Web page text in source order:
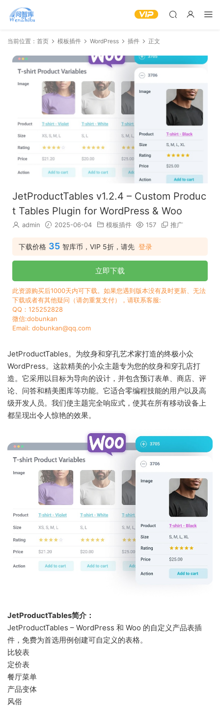
当前位置： 首页 模板插件 WordPress 插件 正文
JetProductTables v1.2.4 – Custom Produc
t Tables Plugin for WordPress & Woo
admin 2025-06-04 模板插件 157 推广
下载价格 35 智库币，VIP 5折，请先 登录
立即下载
此资源购买后1000天内可下载。如果您遇到版本没有及时更新、无法
下载或者有其他疑问（请勿重复支付），请联系客服:
QQ：125252828
微信:dobunkan
Email: dobunkan@qq.com
JetProductTables。为纹身和穿孔艺术家打造的终极小众
WordPress。这款精美的小众主题专为您的纹身和穿孔店打
造。它采用以目标为导向的设计，并包含预订表单、商店、评
论、问答和精美图库等功能。它适合零编程技能的用户以及高
级开发人员。我们使主题完全响应式，使其在所有移动设备上
都呈现出令人惊艳的效果。
JetProductTables简介：
JetProductTables – WordPress 和 Woo 的自定义产品表插
件，免费为首选用例创建可自定义的表格。
比较表
定价表
餐厅菜单
产品变体
风俗